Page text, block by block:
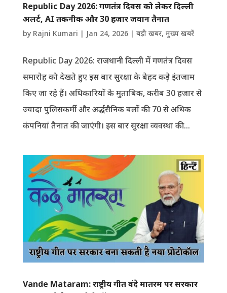
Republic Day 2026: गणतंत्र दिवस को लेकर दिल्ली
अलर्ट, AI तकनीक और 30 हजार जवान तैनात
by Rajni Kumari | Jan 24, 2026| बड़ी खबर, मुख्य खबरें
Republic Day 2026: राजधानी दिल्ली में गणतंत्र दिवस
समारोह को देखते हुए इस बार सुरक्षा के बेहद कड़े इंतजाम
किए जा रहे हैं। अधिकारियों के मुताबिक, करीब 30 हजार से
ज्यादा पुलिसकर्मी और अर्द्धसैनिक बलों की 70 से अधिक
कंपनियां तैनात की जाएंगी। इस बार सुरक्षा व्यवस्था की...
Vande Mataram: राष्ट्रीय गीत वंदे मातरम पर सरकार